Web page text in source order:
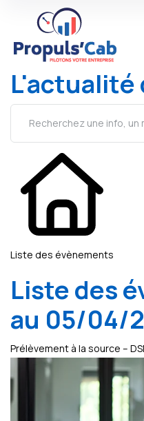
L'actualité
Liste des évènements
Liste des
au 05/04/
Prélèvement à la source –